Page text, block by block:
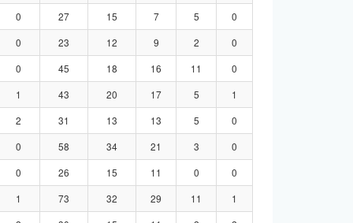
0
27 15 7 5
0
0
23 12 9 2
0
0
45 18 16 11
0
1
43 20 17 5
1
2
31 13 13 5
0
0
58 34 21 3
0
0
26 15 11 0
0
1
73 32 29 11
1